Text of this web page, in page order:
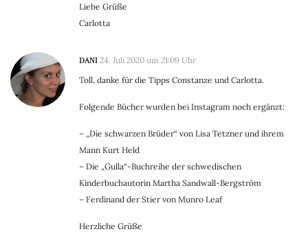
Liebe Grüße
Carlotta
DANI 24. Juli 2020 um 21:09 Uhr
Toll, danke für die Tipps Constanze und Carlotta.
Folgende Bücher wurden bei Instagram noch ergänzt:
– „Die schwarzen Brüder“ von Lisa Tetzner und ihrem
Mann Kurt Held
– Die „Gulla“-Buchreihe der schwedischen
Kinderbuchautorin Martha Sandwall-Bergström
– Ferdinand der Stier von Munro Leaf
Herzliche Grüße